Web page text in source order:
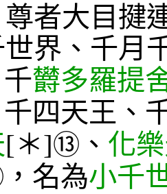
尊者大目
界、千月
千欝多羅提
千四天王、
[＊]⑬ 、 化
，名為小千